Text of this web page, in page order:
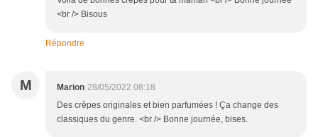
<br /> Bisous
Répondre
M Marion 28/05/2022 08:18
Des crêpes originales et bien parfumées ! Ça change des
classiques du genre. <br /> Bonne journée, bises.